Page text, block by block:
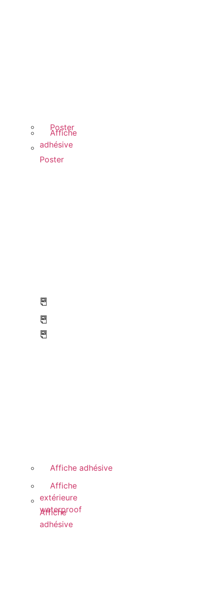
Affiche
adhésive
Affiche
extérieure
waterproof
Poster
Affiche
adhésive
Poster
Affiche adhésive